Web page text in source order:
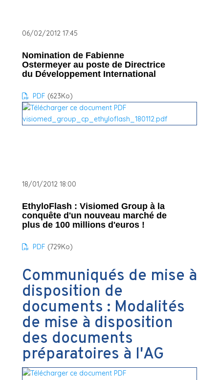
06/02/2012 17:45
Nomination de Fabienne
Ostermeyer au poste de Directrice
du Développement International
PDF (623Ko)
18/01/2012 18:00
EthyloFlash : Visiomed Group à la
conquête d'un nouveau marché de
plus de 100 millions d'euros !
PDF (729Ko)
Communiqués de mise à
disposition de
documents : Modalités
de mise à disposition
des documents
préparatoires à l'AG